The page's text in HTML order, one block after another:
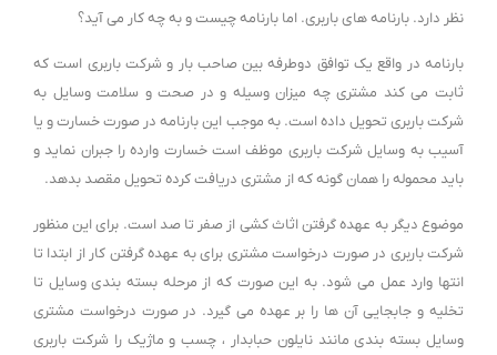
نظر دارد. بارنامه های باربری. اما بارنامه چیست و به چه کار می آید؟
بارنامه در واقع یک توافق دوطرفه بین صاحب بار و شرکت باربری است که
ثابت می کند مشتری چه میزان وسیله و در صحت و سلامت وسایل به
شرکت باربری تحویل داده است. به موجب این بارنامه در صورت خسارت و یا
آسیب به وسایل شرکت باربری موظف است خسارت وارده را جبران نماید و
باید محموله را همان گونه که از مشتری دریافت کرده تحویل مقصد بدهد.
موضوع دیگر به عهده گرفتن اثاث کشی از صفر تا صد است. برای این منظور
شرکت باربری در صورت درخواست مشتری برای به عهده گرفتن کار از ابتدا تا
انتها وارد عمل می شود. به این صورت که از مرحله بسته بندی وسایل تا
تخلیه و جابجایی آن ها را بر عهده می گیرد. در صورت درخواست مشتری
وسایل بسته بندی مانند نایلون حبابدار ، چسب و ماژیک را شرکت باربری